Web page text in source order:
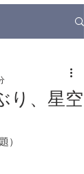
）
り、星空